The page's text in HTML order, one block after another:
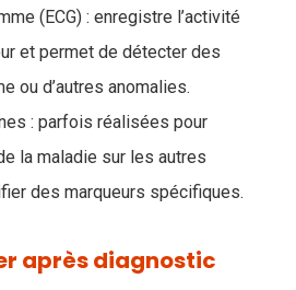
(ECG) : enregistre l’activité
et permet de détecter des
ou d’autres anomalies.
: parfois réalisées pour
la maladie sur les autres
des marqueurs spécifiques.
après diagnostic